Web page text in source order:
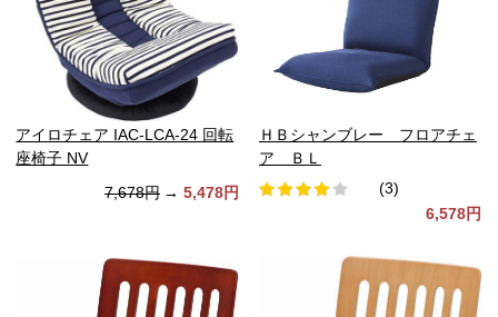
アイロチェア IAC-LCA-24 回転
座椅子 NV
7,678円 → 5,478円
ＨＢシャンブレー フロアチェ
ア ＢＬ
(3)
6,578円